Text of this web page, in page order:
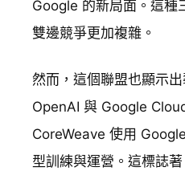
Google 的新局面。這種
雙邊競爭更加複雜。
然而，這個聯盟也顯示
OpenAI 與 Google
CoreWeave 使用
型訓練與運營。這標誌